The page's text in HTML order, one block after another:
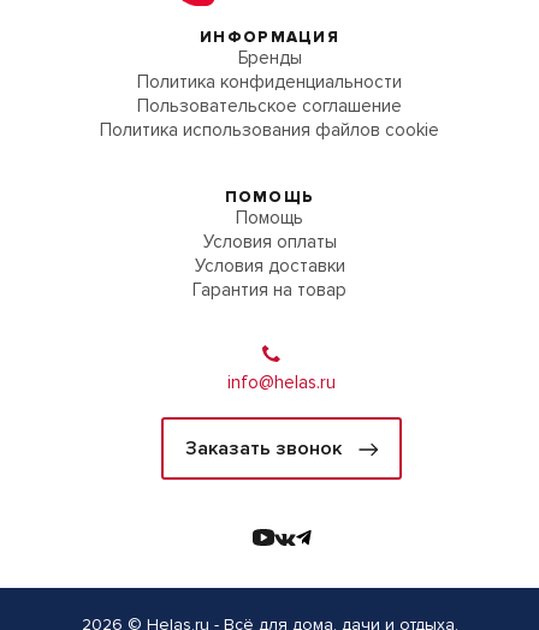
ИНФОРМАЦИЯ
Бренды
Политика конфиденциальности
Пользовательское соглашение
Политика использования файлов cookie
ПОМОЩЬ
Помощь
Условия оплаты
Условия доставки
Гарантия на товар
info@helas.ru
Заказать звонок
2026 © Helas.ru - Всё для дома, дачи и отдыха.